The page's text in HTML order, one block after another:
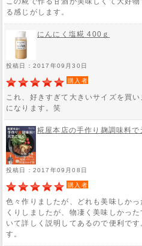
る感じがします。
にんにく塩糀 400ｇ
投稿日：2017年09月30日
購入者
これ、好きすぎて大きいサイズを買
になります。笑
糀屋本店の手作り麹調味料で
投稿日：2017年09月08日
購入者
色々作りましたが、どれも美味しか
くりしましたが、物凄く美味しかっ
いて詳しく説明してあるので便利で
す。